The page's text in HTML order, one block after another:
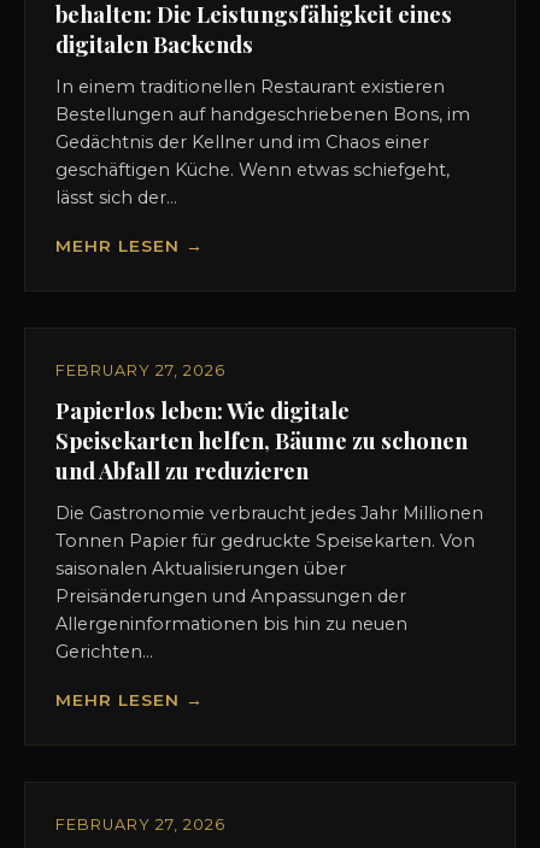
behalten: Die Leistungsfähigkeit eines
digitalen Backends
In einem traditionellen Restaurant existieren
Bestellungen auf handgeschriebenen Bons, im
Gedächtnis der Kellner und im Chaos einer
geschäftigen Küche. Wenn etwas schiefgeht,
lässt sich der...
MEHR LESEN →
FEBRUARY 27, 2026
Papierlos leben: Wie digitale
Speisekarten helfen, Bäume zu schonen
und Abfall zu reduzieren
Die Gastronomie verbraucht jedes Jahr Millionen
Tonnen Papier für gedruckte Speisekarten. Von
saisonalen Aktualisierungen über
Preisänderungen und Anpassungen der
Allergeninformationen bis hin zu neuen
Gerichten...
MEHR LESEN →
FEBRUARY 27, 2026